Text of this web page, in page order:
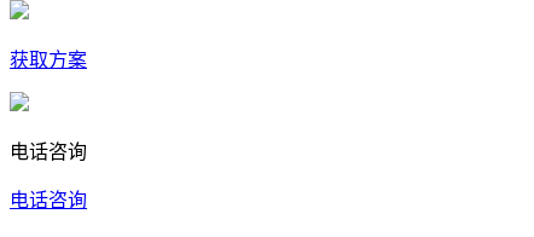
获取方案
电话咨询
电话咨询